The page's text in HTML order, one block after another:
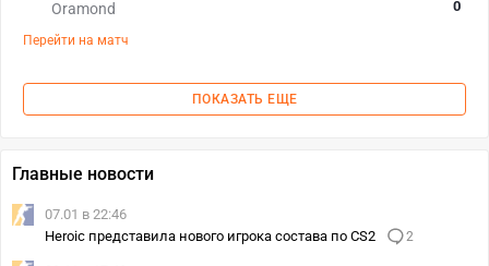
Oramond
0
Перейти на матч
ПОКАЗАТЬ ЕЩЕ
Главные новости
07.01 в 22:46
Heroic представила нового игрока состава по CS2
2